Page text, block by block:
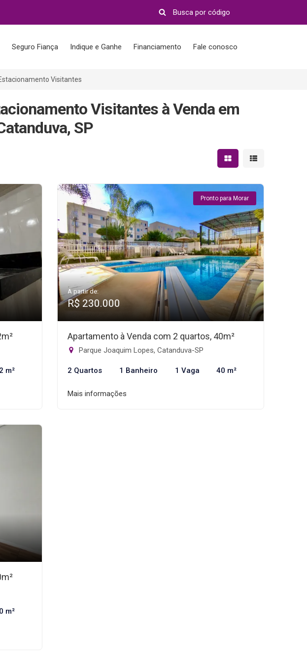
Seguro Fiança Indique e Ganhe Financiamento Fale conosco
Visitantes
Visitantes à Venda em
SP
Mostrar resultados em
Mostrar
m²
Pronto para Morar
A partir de:
R$ 230.000
Apartamento à Venda com 2 quartos, 40m²
Parque Joaquim Lopes, Catanduva-SP
2 Quartos 1 Banheiro 1 Vaga 40 m²
Mais informações
m²